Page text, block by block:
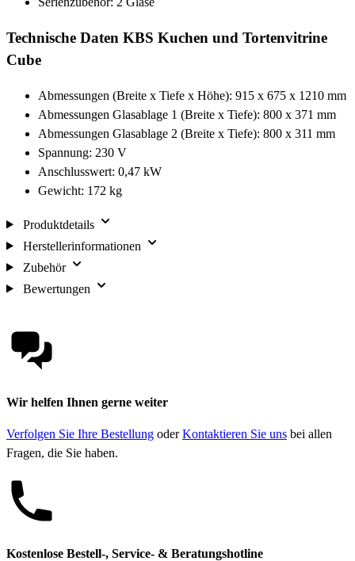
Technische Daten KBS Kuchen und Tortenvitrine
Cube
Abmessungen (Breite x Tiefe x Höhe): 915 x 675 x 1210 mm
Abmessungen Glasablage 1 (Breite x Tiefe): 800 x 371 mm
Abmessungen Glasablage 2 (Breite x Tiefe): 800 x 311 mm
Spannung: 230 V
Anschlusswert: 0,47 kW
Gewicht: 172 kg
Produktdetails
Herstellerinformationen
Zubehör
Bewertungen
Wir helfen Ihnen gerne weiter
Verfolgen Sie Ihre Bestellung oderKontaktieren Sie uns bei allen
Fragen, die Sie haben.
Kostenlose Bestell-, Service- & Beratungshotline